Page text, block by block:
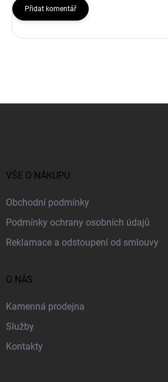
Přidat komentář
VŠE O NÁKUPU
Obchodní podmínky
Podmínky ochrany osobních údajů
Reklamace a odstoupení od smlouvy
O NÁS
Kamenná prodejna
Služby
Kontakty